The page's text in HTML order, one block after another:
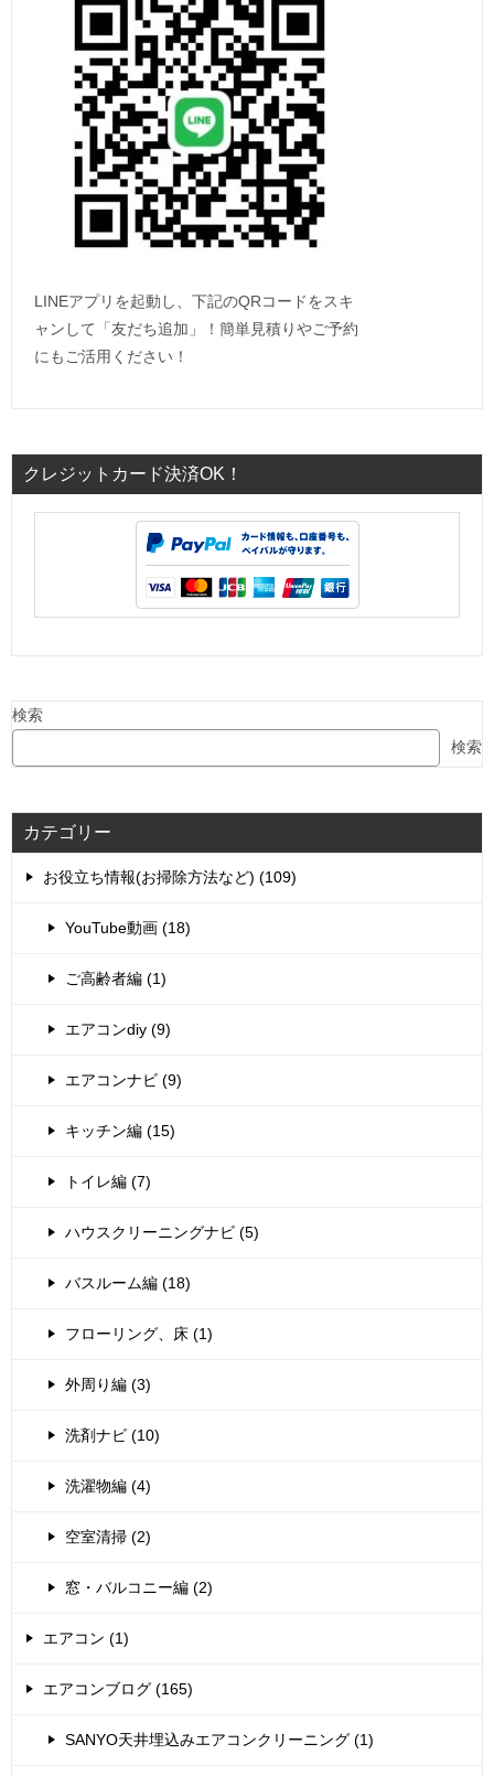
LINEアプリを起動し、下記のQRコードをスキ
ャンして「友だち追加」！簡単見積りやご予約
にもご活用ください！
クレジットカード決済OK！
検索
検索
カテゴリー
お役立ち情報(お掃除方法など) (109)
YouTube動画 (18)
ご高齢者編 (1)
エアコンdiy (9)
エアコンナビ (9)
キッチン編 (15)
トイレ編 (7)
ハウスクリーニングナビ (5)
バスルーム編 (18)
フローリング、床 (1)
外周り編 (3)
洗剤ナビ (10)
洗濯物編 (4)
空室清掃 (2)
窓・バルコニー編 (2)
エアコン (1)
エアコンブログ (165)
SANYO天井埋込みエアコンクリーニング (1)